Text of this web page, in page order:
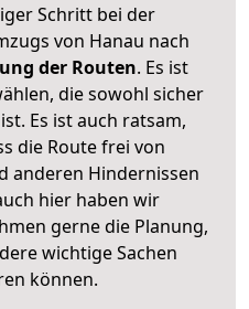
Schritt bei der
von Hanau nach
der Routen. Es ist
die sowohl sicher
Es ist auch ratsam,
die Route frei von
anderen Hindernissen
hier haben wir
gerne die Planung,
wichtige Sachen
können.